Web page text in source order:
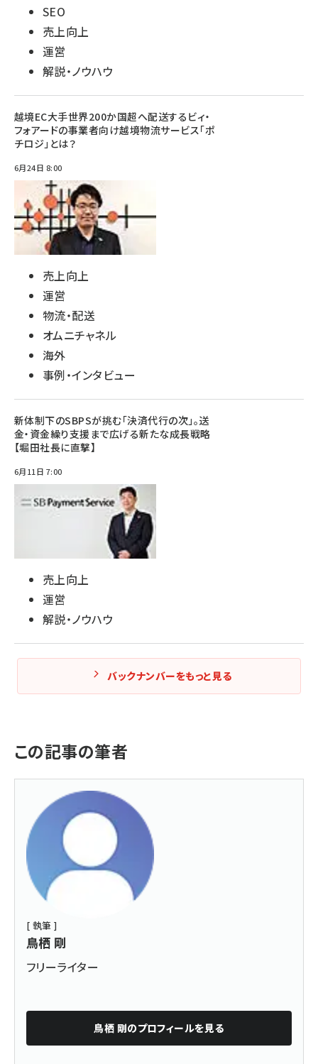
SEO
売上向上
運営
解説・ノウハウ
越境EC大手世界200か国超へ配送するビィ・
フォアードの事業者向け越境物流サービス「ポ
チロジ」とは？
6月24日 8:00
売上向上
運営
物流・配送
オムニチャネル
海外
事例・インタビュー
新体制下のSBPSが挑む「決済代行の次」。送
金・資金繰り支援まで広げる新たな成長戦略
【堀田社長に直撃】
6月11日 7:00
売上向上
運営
解説・ノウハウ
バックナンバーをもっと見る
この記事の筆者
[ 執筆 ]
鳥栖 剛
フリーライター
鳥栖 剛のプロフィールを見る